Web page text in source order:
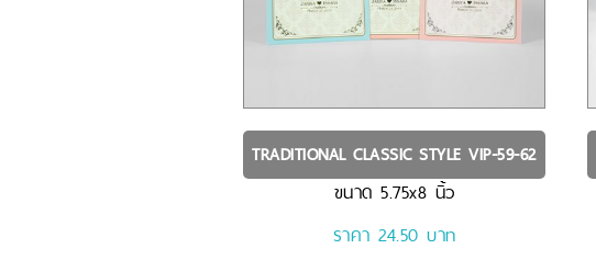
TRADITIONAL CLASSIC STYLEVIP-59-62
ขนาด5.75x8 นิ้ว
ราคา 24.50 บาท